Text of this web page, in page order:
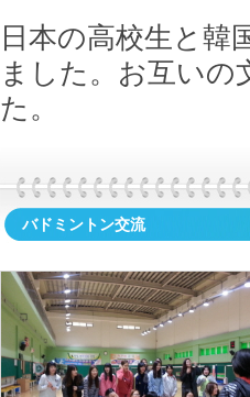
日本の高校生と韓
ました。お互いの
た。
バドミントン交流